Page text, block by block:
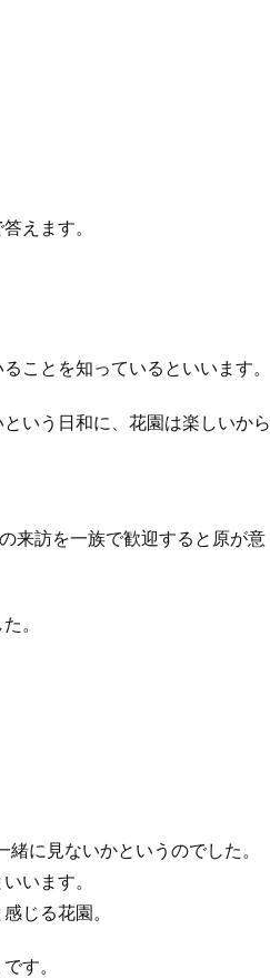
えます。
ことを知っているといいます。
いう日和に、花園は楽しいから
来訪を一族で歓迎すると原が意
。
に見ないかというのでした。
います。
じる花園。
す。